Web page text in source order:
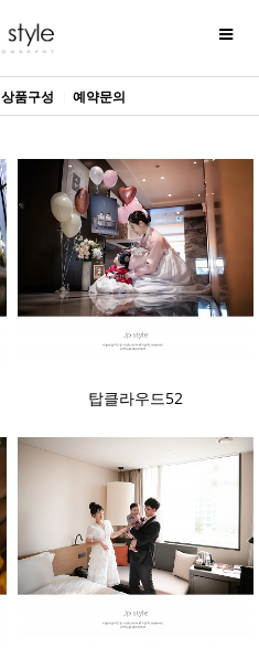
상품구성 예약문의
탑클라우드52